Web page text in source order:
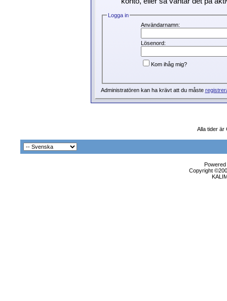
Logga in
Användarnamn:
Lösenord:
Kom ihåg mig?
Administratören kan ha krävt att du måste
Alla tider är
Copyright